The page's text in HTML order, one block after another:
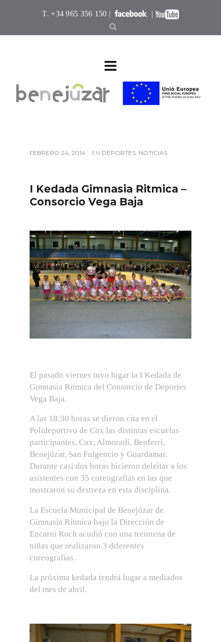
T. +34 965 356 150 | |
FEBRERO 24, 2014 EN DEPORTES NOTICIAS
I Kedada Gimnasia Ritmica –
Consorcio Vega Baja
El pasado viernes tuvo lugar la I Kedada de
Gimnasia Ritmica del Consorcio de Deportes
Vega Baja.
A las 18:30 horas se dieron cita en el
Polideportivo de Cox las distintas escuelas
participantes, Cox, Almoradí, Benferri,
Benejúzar, San Fulgencio y Guardamar.
Durante casi dos horas hicieron deleitar a los
asistentes con 35 coreografias en las que
mostraron su destreza en esta disciplina.
La Escuela Municipal de Benejúzar de
Gimnasia Rítmica bajo la Dirección de
Encarni Roch acudió con una treintena de
niñas que realizaron 3 diferentes
coreografias.
La próxima kedada tendrá lugar a mediados
del mes de abril.